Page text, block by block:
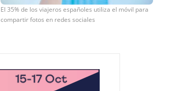
El 35% de los viajeros españoles utiliza el móvil para
compartir fotos en redes sociales